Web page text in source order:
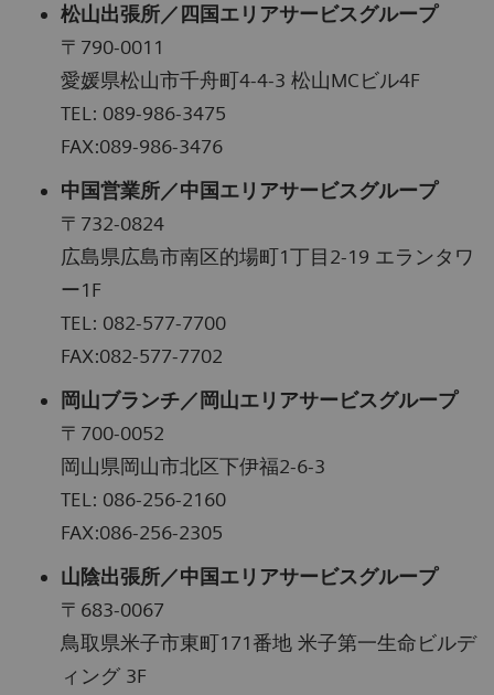
松山出張所／四国エリアサービスグループ
〒790-0011
愛媛県松山市千舟町4-4-3 松山MCビル4F
TEL: 089-986-3475
FAX:089-986-3476
中国営業所／中国エリアサービスグループ
〒732-0824
広島県広島市南区的場町1丁目2-19 エランタワ
ー1F
TEL: 082-577-7700
FAX:082-577-7702
岡山ブランチ／岡山エリアサービスグループ
〒700-0052
岡山県岡山市北区下伊福2-6-3
TEL: 086-256-2160
FAX:086-256-2305
山陰出張所／中国エリアサービスグループ
〒683-0067
鳥取県米子市東町171番地 米子第一生命ビルデ
ィング 3F